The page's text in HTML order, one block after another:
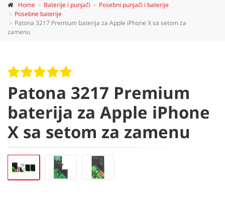
Home Baterije i punjači
Posebni punjači i baterije
Posebne baterije
Patona 3217 Premium baterija za Apple iPhone X sa setom za
zamenu
Patona 3217 Premium
baterija za Apple iPhone
X sa setom za zamenu